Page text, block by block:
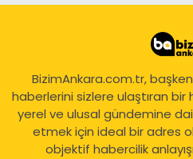
BizimAnkara.com.tr,
haberlerini sizlere ulaştıran bir
yerel ve ulusal gündemine
etmek için ideal bir adres
objektif habercilik